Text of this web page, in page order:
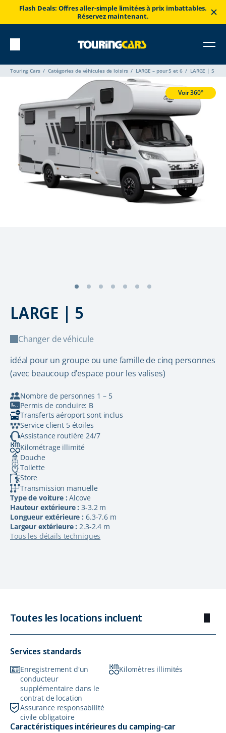
Flash Deals: Offres aller-simple limitées à prix imbattables.
Réservez maintenant.
Touring Cars Catégories de véhicules de loisirs LARGE – pour 5 et 6 LARGE | 5
LARGE | 5
Changer de véhicule
idéal pour un groupe ou une famille de cinq personnes
(avec beaucoup d’espace pour les valises)
Nombre de personnes 1 – 5
Permis de conduire: B
Transferts aéroport sont inclus
Service client 5 étoiles
Assistance routière 24/7
Kilométrage illimité
Douche
Toilette
Store
Transmission manuelle
Type de voiture : Alcove
Hauteur extérieure : 3-3.2 m
Longueur extérieure : 6.3-7.6 m
Largeur extérieure : 2.3-2.4 m
Tous les détails techniques
Voir 360°
Toutes les locations incluent
Services standards
Enregistrement d'un
conducteur
supplémentaire dans le
contrat de location
Kilomètres illimités
Assurance responsabilité
civile obligatoire
Caractéristiques intérieures du camping-car